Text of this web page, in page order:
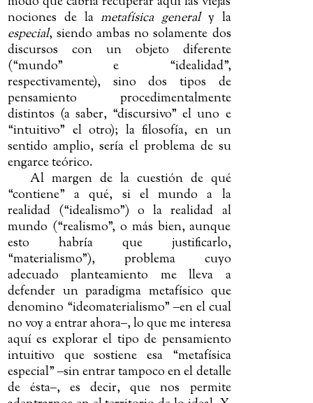
nociones de la metafísica generaly la
especial, siendo ambas no solamente dos
discursos con un objeto diferente
(“mundo” e “idealidad”,
respectivamente), sino dos tipos de
pensamiento procedimentalmente
distintos (a saber, “discursivo” el uno e
“intuitivo” el otro); la filosofía, en un
sentido amplio, sería el problema de su
engarce teórico.
Al margen de la cuestión de qué
“contiene” a qué, si el mundo a la
realidad (“idealismo”) o la realidad al
mundo (“realismo”, o más bien, aunque
esto habría que justificarlo,
“materialismo”), problema cuyo
adecuado planteamiento me lleva a
defender un paradigma metafísico que
denomino “ideomaterialismo”‒en el cual
no voy a entrar ahora‒, lo que me interesa
aquí es explorar el tipo de pensamiento
intuitivo que sostiene esa “metafísica
especial”‒sin entrar tampoco en el detalle
de ésta‒, es decir, que nos permite